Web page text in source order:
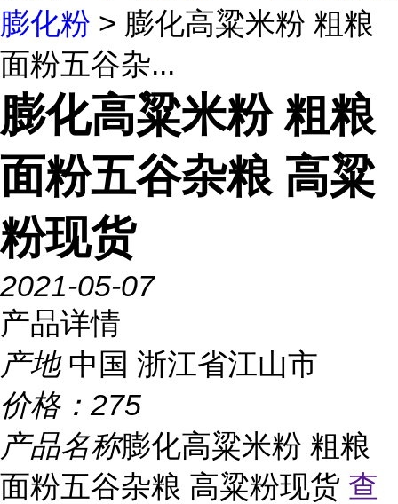
膨化粉 > 膨化高粱米粉 粗粮
面粉五谷杂...
膨化高粱米粉 粗粮
面粉五谷杂粮 高粱
粉现货
2021-05-07
产品详情
产地 中国 浙江省江山市
价格： 275
产品名称膨化高粱米粉 粗粮
面粉五谷杂粮 高粱粉现货 查